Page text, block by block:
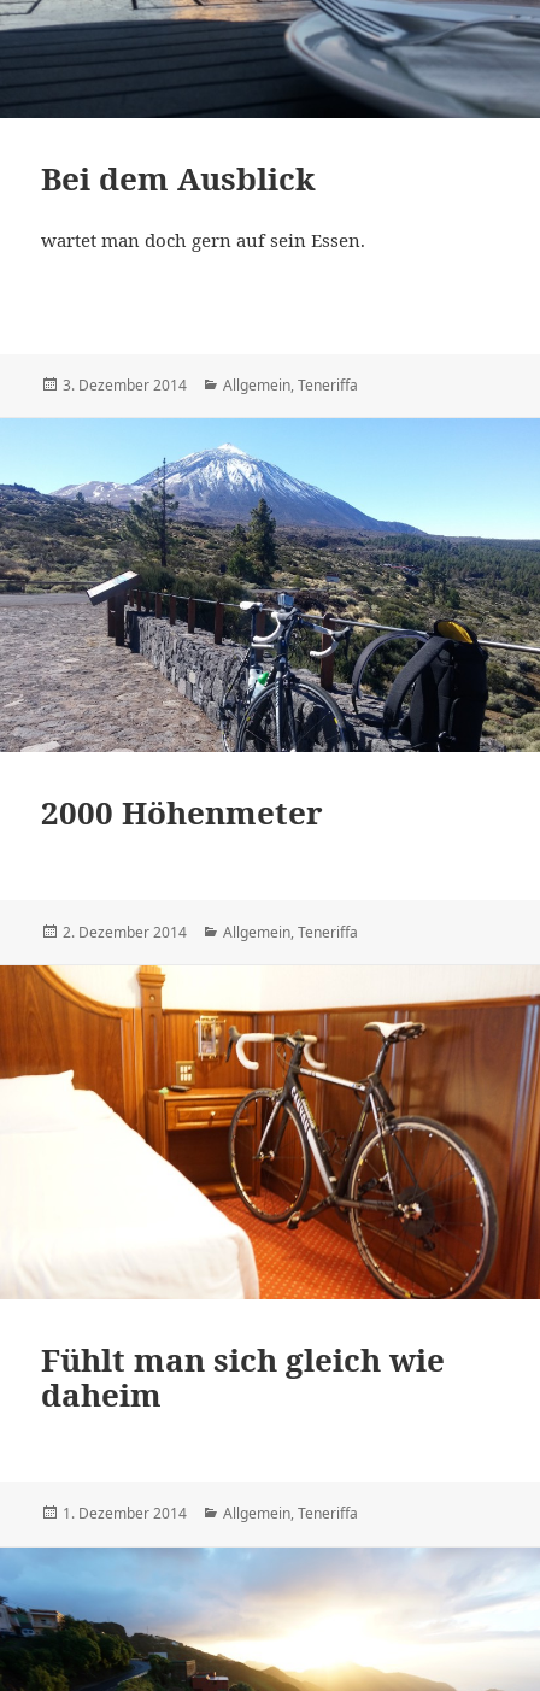
Bei dem Ausblick
wartet man doch gern auf sein Essen.
Veröffentlicht
3. Dezember 2014 Kategorien
Allgemein,Teneriffa
2000 Höhenmeter
Veröffentlicht
2. Dezember 2014 Kategorien
Allgemein,Teneriffa
Fühlt man sich gleich wie
daheim
Veröffentlicht
1. Dezember 2014 Kategorien
Allgemein,Teneriffa